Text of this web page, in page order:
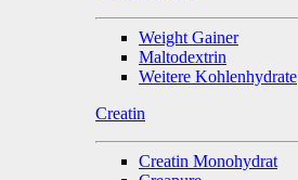
Weight Gainer
Maltodextrin
Weitere Kohlenhydrate
Creatin
Creatin Monohydrat